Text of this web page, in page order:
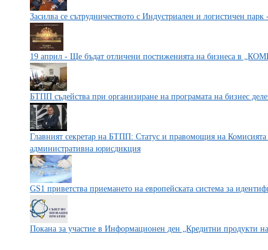
Засилва се сътрудничеството с Индустриален и логистичен парк
19 април - Ще бъдат отличени постиженията на бизнеса в
БТПП съдейства при организиране на програмата на бизнес
Главният секретар на БТПП: Статус и правомощия на Комисията
административна юрисдикция
GS1 приветства приемането на европейската система за
Покана за участие в Информационен ден „Кредитни продукти